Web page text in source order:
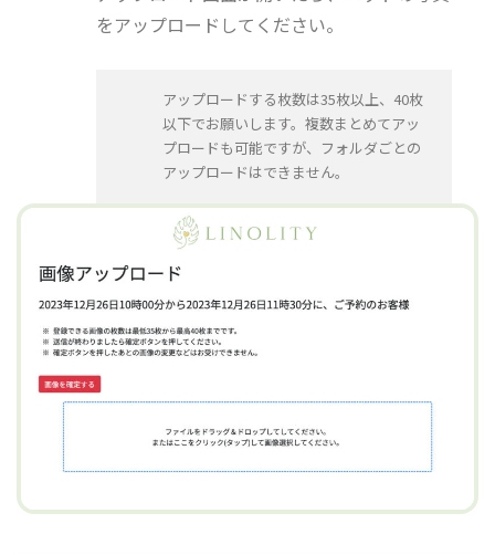
をアップロードしてください。
アップロードする枚数は35枚以上、40枚
以下でお願いします。複数まとめてアッ
プロードも可能ですが、フォルダごとの
アップロードはできません。